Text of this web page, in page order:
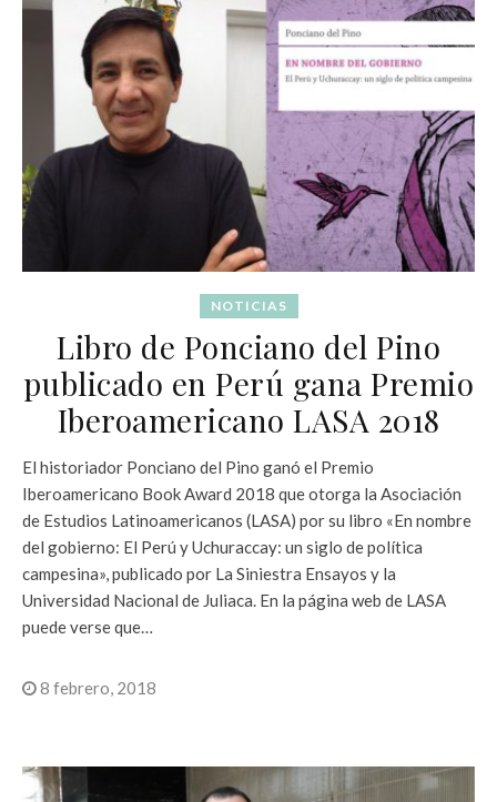
NOTICIAS
Libro de Ponciano del Pino
publicado en Perú gana Premio
Iberoamericano LASA 2018
El historiador Ponciano del Pino ganó el Premio
Iberoamericano Book Award 2018 que otorga la Asociación
de Estudios Latinoamericanos (LASA) por su libro «En nombre
del gobierno: El Perú y Uchuraccay: un siglo de política
campesina», publicado por La Siniestra Ensayos y la
Universidad Nacional de Juliaca. En la página web de LASA
puede verse que…
8 febrero, 2018